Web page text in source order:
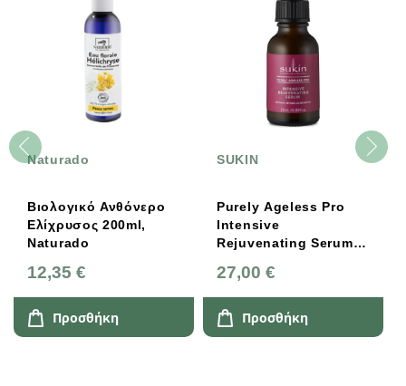
Naturado
Βιολογικό Ανθόνερο
Ελίχρυσος 200ml,
Naturado
12,35 €
Προσθήκη
SUKIN
Purely Ageless Pro
Intensive
Rejuvenating Serum
27,00 €
Προσθήκη